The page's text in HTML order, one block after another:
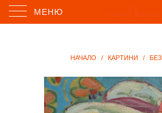
МЕНЮ
НАЧАЛО / КАРТИНИ /